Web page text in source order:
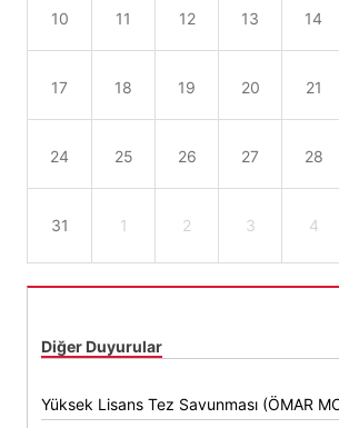
10 11 12 13 14
17 18 19 20 21
24 25 26 27 28
31 1 2 3 4
Diğer Duyurular
Yüksek Lisans Tez Savunması (ÖMAR